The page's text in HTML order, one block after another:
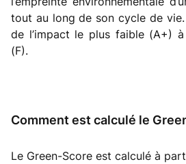
tout au long de son cycle de
de l’impact le plus faible (A+)
(F).
Comment est calculé le
Le Green-Score est calculé à